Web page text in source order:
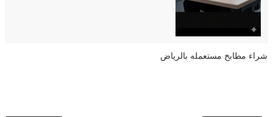
شراء مطابخ مستعمله بالرياض